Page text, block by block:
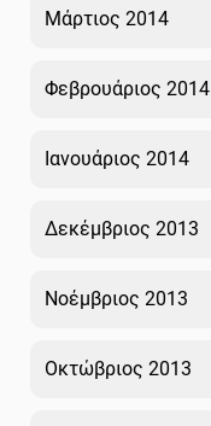
Μάρτιος 2014
Φεβρουάριος 2014
Ιανουάριος 2014
Δεκέμβριος 2013
Νοέμβριος 2013
Οκτώβριος 2013